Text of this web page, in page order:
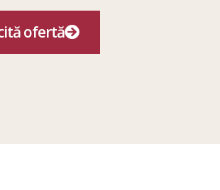
ofertă